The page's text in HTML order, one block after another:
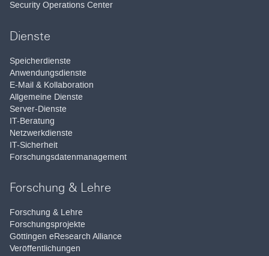
Security Operations Center
Dienste
Speicherdienste
Anwendungsdienste
E-Mail & Kollaboration
Allgemeine Dienste
Server-Dienste
IT-Beratung
Netzwerkdienste
IT-Sicherheit
Forschungsdatenmanagement
Forschung & Lehre
Forschung & Lehre
Forschungsprojekte
Göttingen eResearch Alliance
Veröffentlichungen